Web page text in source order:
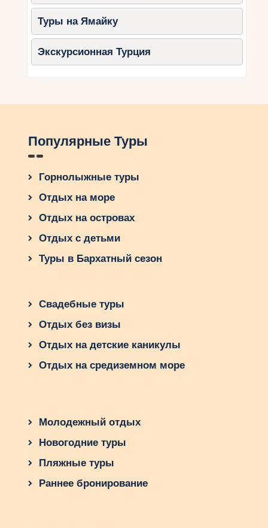
Туры на Ямайку
Экскурсионная Турция
Популярные Туры
Горнолыжные туры
Отдых на море
Отдых на островах
Отдых с детьми
Туры в Бархатный сезон
Свадебные туры
Отдых без визы
Отдых на детские каникулы
Отдых на средиземном море
Молодежный отдых
Новогодние туры
Пляжные туры
Раннее бронирование